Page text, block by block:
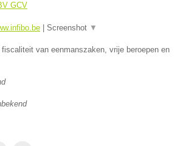
GCV
Screenshot ▼
van eenmanszaken, vrije beroepen en